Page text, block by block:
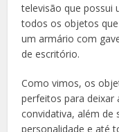
televisão que possui
todos os objetos
um armário com
de escritório.
Como vimos, os
perfeitos para deixar
convidativa, além de
personalidade e até